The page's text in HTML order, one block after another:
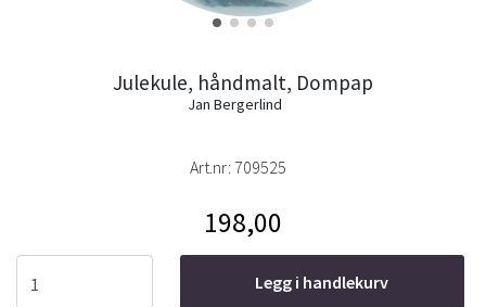
Julekule, håndmalt, Dompap
Jan Bergerlind
Art.nr: 709525
198,00
Legg i handlekurv